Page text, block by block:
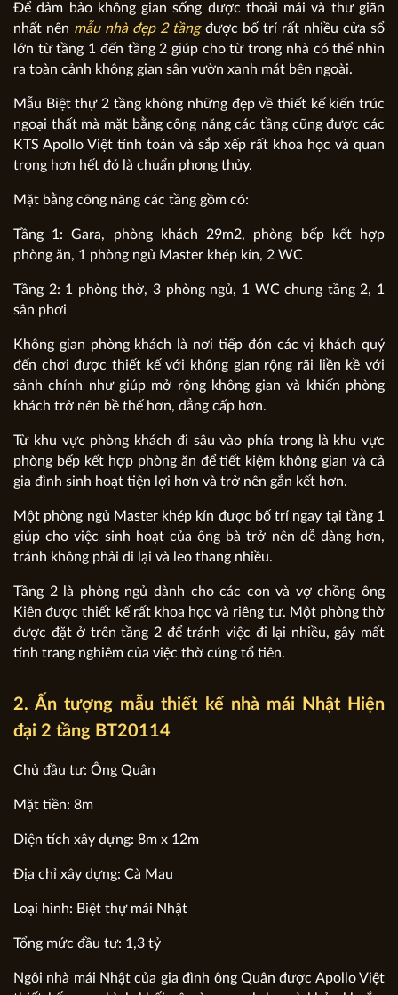
Để đảm bảo không gian sống được thoải mái và thư giãn
nhất nên mẫu nhà đẹp 2 tầng được bố trí rất nhiều cửa sổ
lớn từ tầng 1 đến tầng 2 giúp cho từ trong nhà có thể nhìn
ra toàn cảnh không gian sân vườn xanh mát bên ngoài.
Mẫu Biệt thự 2 tầng không những đẹp về thiết kế kiến trúc
ngoại thất mà mặt bằng công năng các tầng cũng được các
KTS Apollo Việt tính toán và sắp xếp rất khoa học và quan
trọng hơn hết đó là chuẩn phong thủy.
Mặt bằng công năng các tầng gồm có:
Tầng 1: Gara, phòng khách 29m2, phòng bếp kết hợp
phòng ăn, 1 phòng ngủ Master khép kín, 2 WC
Tầng 2: 1 phòng thờ, 3 phòng ngủ, 1 WC chung tầng 2, 1
sân phơi
Không gian phòng khách là nơi tiếp đón các vị khách quý
đến chơi được thiết kế với không gian rộng rãi liền kề với
sảnh chính như giúp mở rộng không gian và khiến phòng
khách trở nên bề thế hơn, đẳng cấp hơn.
Từ khu vực phòng khách đi sâu vào phía trong là khu vực
phòng bếp kết hợp phòng ăn để tiết kiệm không gian và cả
gia đình sinh hoạt tiện lợi hơn và trở nên gắn kết hơn.
Một phòng ngủ Master khép kín được bố trí ngay tại tầng 1
giúp cho việc sinh hoạt của ông bà trở nên dễ dàng hơn,
tránh không phải đi lại và leo thang nhiều.
Tầng 2 là phòng ngủ dành cho các con và vợ chồng ông
Kiên được thiết kế rất khoa học và riêng tư. Một phòng thờ
được đặt ở trên tầng 2 để tránh việc đi lại nhiều, gây mất
tính trang nghiêm của việc thờ cúng tổ tiên.
2. Ấn tượng mẫu thiết kế nhà mái Nhật Hiện
đại 2 tầng BT20114
Chủ đầu tư: Ông Quân
Mặt tiền: 8m
Diện tích xây dựng: 8m x 12m
Địa chỉ xây dựng: Cà Mau
Loại hình: Biệt thự mái Nhật
Tổng mức đầu tư: 1,3 tỷ
Ngôi nhà mái Nhật của gia đình ông Quân được Apollo Việt